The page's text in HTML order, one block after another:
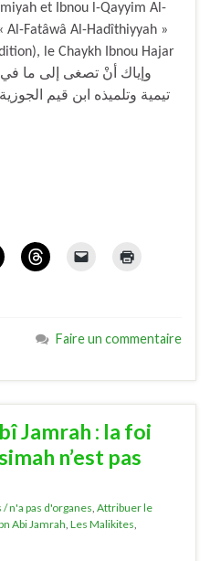
et Ibnou l-Qayyim Al-
Fatâwâ Al-Hadîthiyyah »
le Chaykh Ibnou Hajar
تيمية وتلميذه ابن قيم
Faire un commentaire
Jamrah : la foi
n’est pas
n'a pas d'organes Attribuer le
Abi Jamrah Les Malikites